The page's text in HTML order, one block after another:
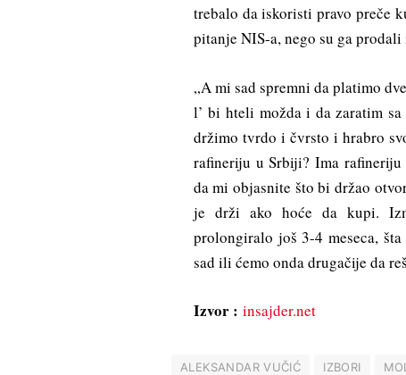
trebalo da iskoristi pravo preče
pitanje NIS-a, nego su ga
„A mi sad spremni da platimo
l’ bi hteli možda i da zaratim
držimo tvrdo i čvrsto i hrabro
rafineriju u Srbiji? Ima
da mi objasnite što bi držao
je drži ako hoće da kupi.
prolongiralo još 3-4 meseca,
sad ili ćemo onda drugačije da
Izvor : insajder.net
ALEKSANDAR VUČIĆ IZBORI MOL